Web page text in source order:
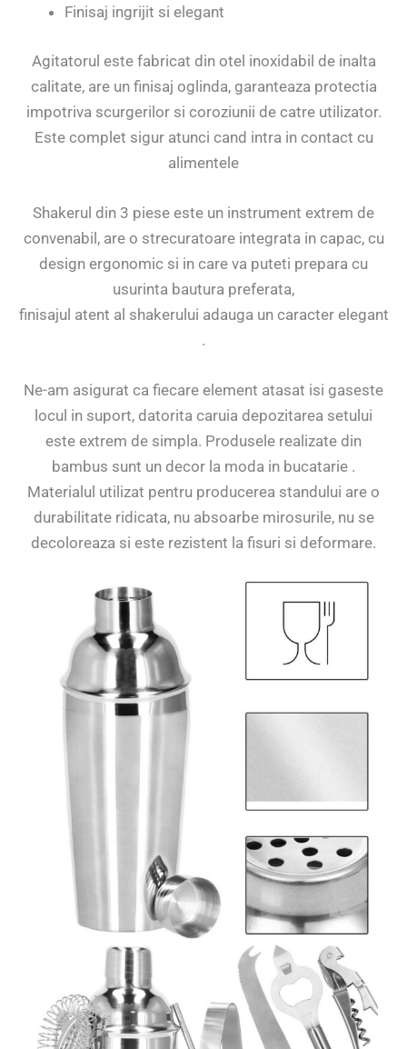
Finisaj ingrijit si elegant
Agitatorul este fabricat din otel inoxidabil de inalta
calitate, are un finisaj oglinda, garanteaza protectia
impotriva scurgerilor si coroziunii de catre utilizator.
Este complet sigur atunci cand intra in contact cu
alimentele
Shakerul din 3 piese este un instrument extrem de
convenabil, are o strecuratoare integrata in capac, cu
design ergonomic si in care va puteti prepara cu
usurinta bautura preferata,
finisajul atent al shakerului adauga un caracter elegant
.
Ne-am asigurat ca fiecare element atasat isi gaseste
locul in suport, datorita caruia depozitarea setului
este extrem de simpla. Produsele realizate din
bambus sunt un decor la moda in bucatarie .
Materialul utilizat pentru producerea standului are o
durabilitate ridicata, nu absoarbe mirosurile, nu se
decoloreaza si este rezistent la fisuri si deformare.